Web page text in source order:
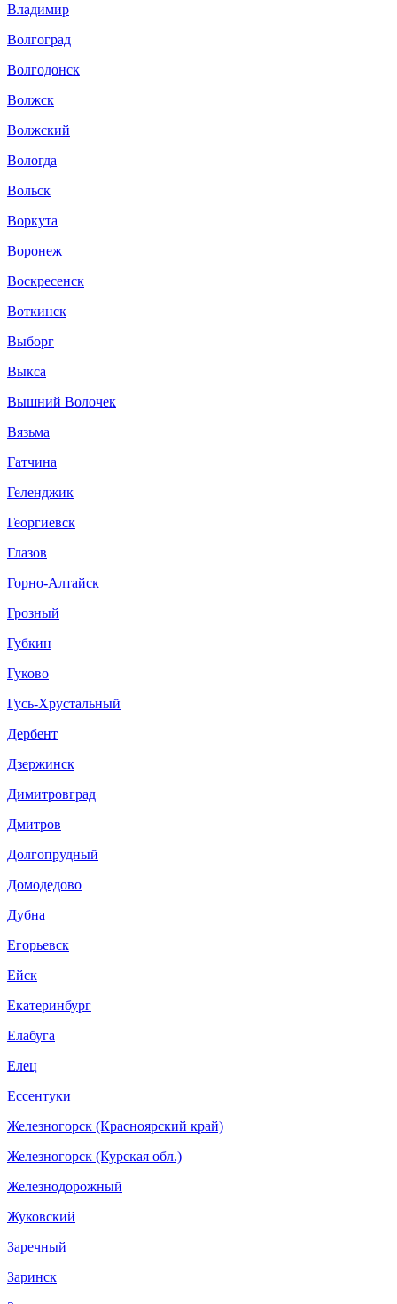
Владимир
Волгоград
Волгодонск
Волжск
Волжский
Вологда
Вольск
Воркута
Воронеж
Воскресенск
Воткинск
Выборг
Выкса
Вышний Волочек
Вязьма
Гатчина
Геленджик
Георгиевск
Глазов
Горно-Алтайск
Грозный
Губкин
Гуково
Гусь-Хрустальный
Дербент
Дзержинск
Димитровград
Дмитров
Долгопрудный
Домодедово
Дубна
Егорьевск
Ейск
Екатеринбург
Елабуга
Елец
Ессентуки
Железногорск (Красноярский край)
Железногорск (Курская обл.)
Железнодорожный
Жуковский
Заречный
Заринск